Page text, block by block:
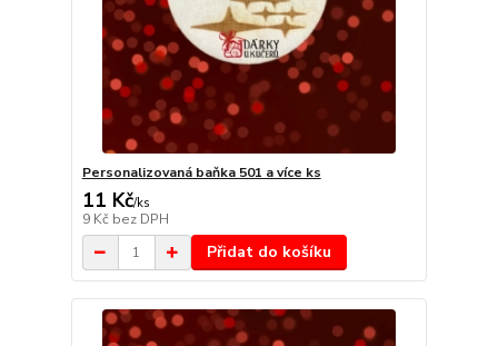
Personalizovaná baňka 501 a více ks
11 Kč/ks
9 Kč bez DPH
Přidat do košíku